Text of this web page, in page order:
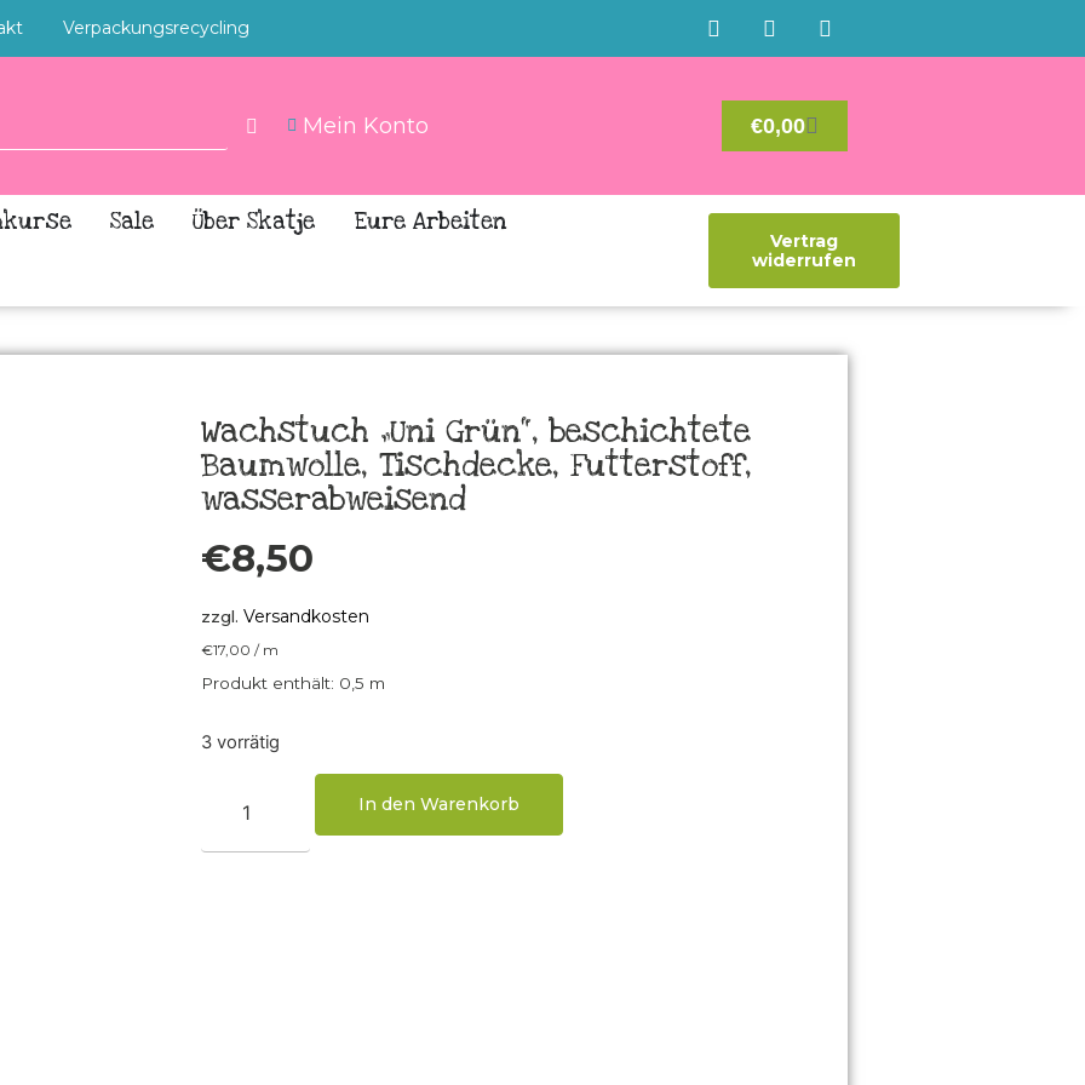
Verpackungsrecycling
Mein Konto €0,00
Sale Über Skatje
Eure Arbeiten
Vertrag
widerrufen
Wachstuch „Uni Grün“, beschichtete
Baumwolle, Tischdecke, Futterstoff,
wasserabweisend
€8,50
zzgl. Versandkosten
€17,00 / m
Produkt enthält: 0,5 m
3 vorrätig
In den Warenkorb